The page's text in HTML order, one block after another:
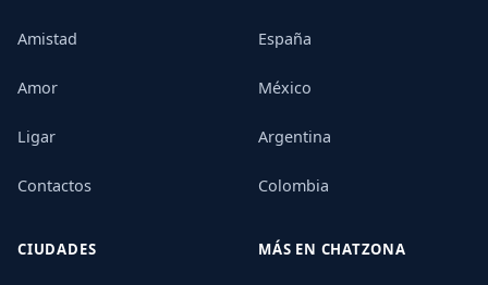
Amistad
Amor
Ligar
Contactos
España
México
Argentina
Colombia
CIUDADES MÁS EN CHATZONA